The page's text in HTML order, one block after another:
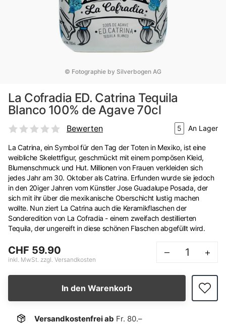
© Fotographie by Silverbogen AG
La Cofradia ED. Catrina Tequila
Blanco 100% de Agave 70cl
Bewerten 5 An Lager
La Catrina, ein Symbol für den Tag der Toten in Mexiko, ist eine
weibliche Skelettfigur, geschmückt mit einem pompösen Kleid,
Blumenschmuck und Hut. Millionen von Frauen verkleiden sich
jedes Jahr am 30. Oktober als Catrina. Erfunden wurde sie jedoch
in den 20iger Jahren vom Künstler Jose Guadalupe Posada, der
sich mit ihr über die mexikanische Oberschicht lustig machen
wollte. Nun ziert La Catrina auch die Keramikflaschen der
Sonderedition von La Cofradia - einem zweifach destillierten
Tequila, der ungereift in diese schönen Flaschen abgefüllt wird.
CHF 59.90
inkl. MwSt. zzgl. Versandkosten
– +
In den Warenkorb
Versandkostenfrei ab Fr. 80.–